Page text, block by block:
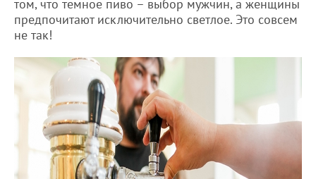
том, что темное пиво – выбор мужчин, а женщины
предпочитают исключительно светлое. Это совсем
не так!